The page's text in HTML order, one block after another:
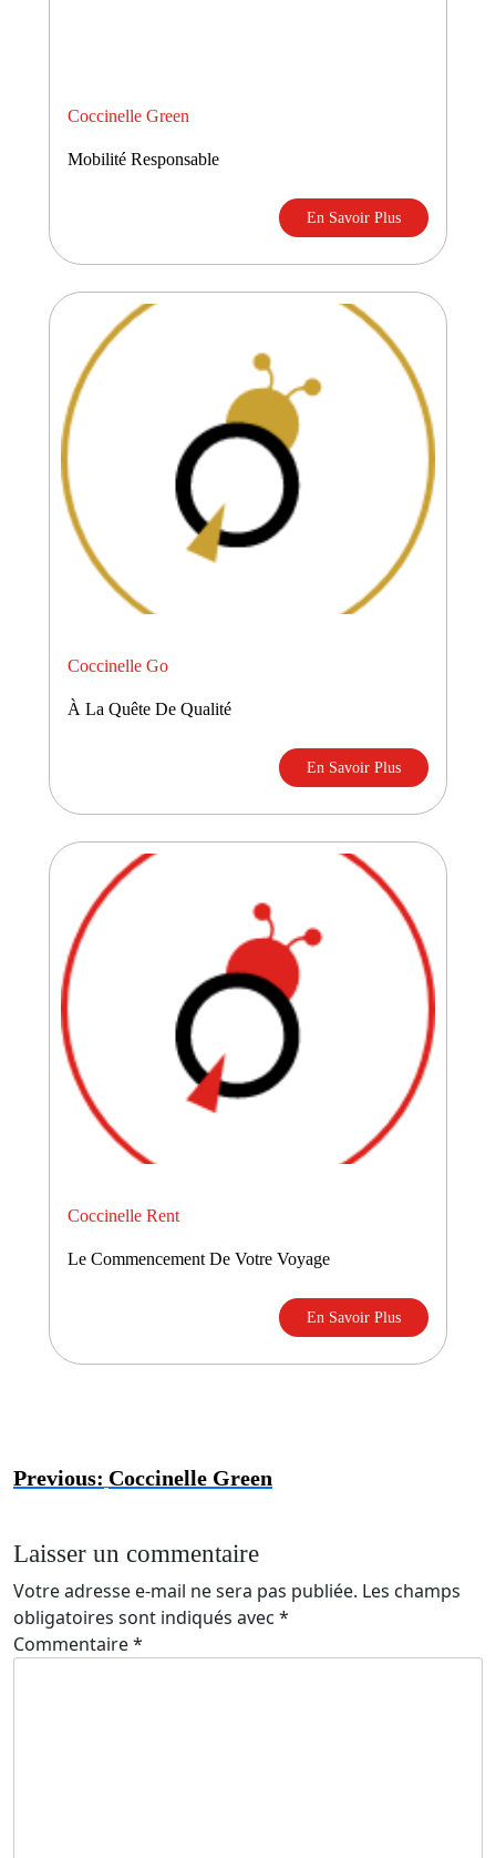
Coccinelle Green
Mobilité Responsable
En Savoir Plus
Coccinelle Go
À La Quête De Qualité
En Savoir Plus
Coccinelle Rent
Le Commencement De Votre Voyage
En Savoir Plus
Previous: Coccinelle Green
Laisser un commentaire
Votre adresse e-mail ne sera pas publiée. Les champs
obligatoires sont indiqués avec *
Commentaire*